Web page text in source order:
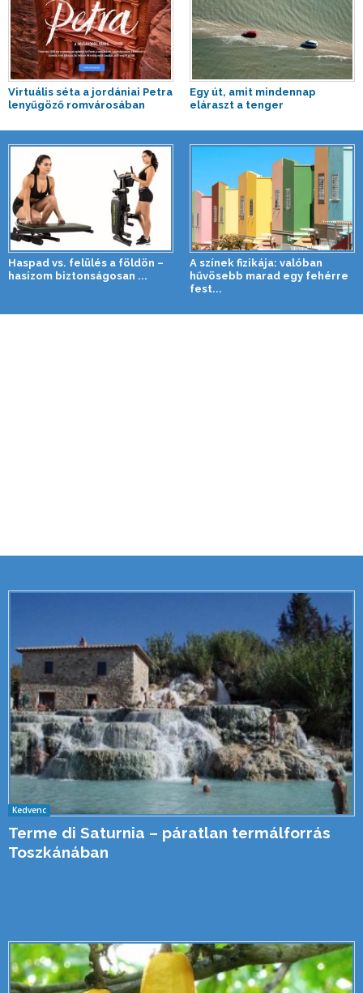
Virtuális séta a jordániai Petra
lenyűgöző romvárosában
Egy út, amit mindennap
eláraszt a tenger
Haspad vs. felülés a földön –
hasizom biztonságosan ...
A színek fizikája: valóban
hűvösebb marad egy fehérre
fest...
Kedvenc
Terme di Saturnia – páratlan termálforrás
Toszkánában